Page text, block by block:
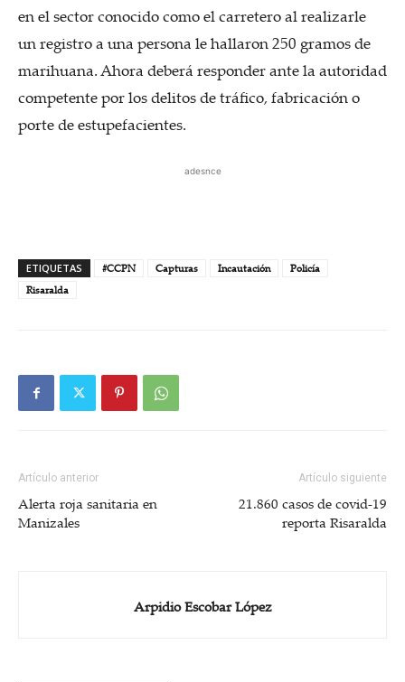
en el sector conocido como el carretero al realizarle
un registro a una persona le hallaron 250 gramos de
marihuana. Ahora deberá responder ante la autoridad
competente por los delitos de tráfico, fabricación o
porte de estupefacientes.
adesnce
ETIQUETAS #CCPN Capturas Incautación
Policía
Risaralda
Artículo anterior
Alerta roja sanitaria en
Manizales
Artículo siguiente
21.860 casos de covid-19
reporta Risaralda
Arpidio Escobar López